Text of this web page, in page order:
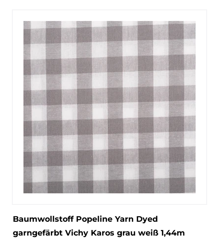
Baumwollstoff Popeline Yarn Dyed
garngefärbt Vichy Karos grau weiß 1,44m